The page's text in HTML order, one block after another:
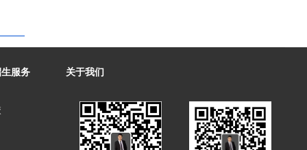
服务 关于我们